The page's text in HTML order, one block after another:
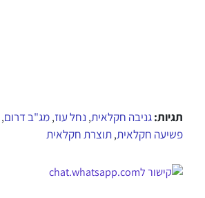
תגיות:גניבה חקלאית, נחל עוז,מג"ב דרום,
פשיעה חקלאית,תוצרת חקלאית